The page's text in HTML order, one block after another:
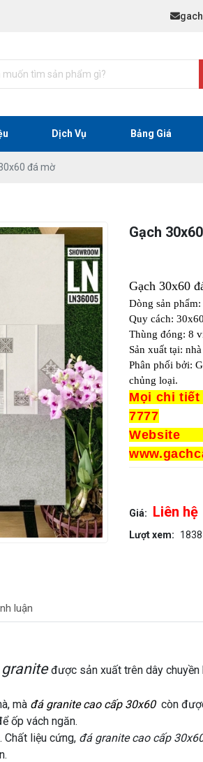
Dịch Vụ Bảng Giá
đá mờ
Gạch
Gạch 30x60
Dòng sản
Quy cách:
Thùng đóng: 8
Sản xuất tại:
Phân phối bởi:
chủng loại.
Mọi chi tiết
7777
Giá: Liên hệ
Lượt xem: 1838
luận
được sản xuất trên dây
mà đá granite cao cấp 30x60còn
ốp vách ngăn.
Chất liệu cứng, đá granite cao cấp